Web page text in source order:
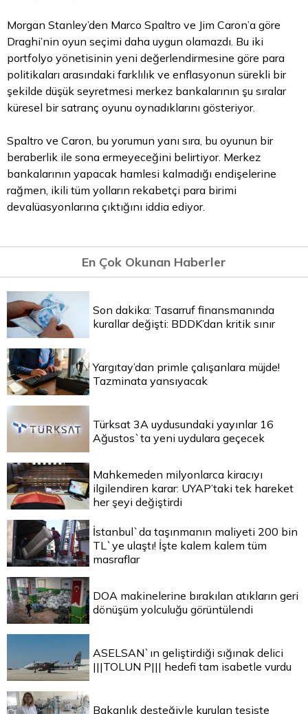
Morgan Stanley’den Marco Spaltro ve Jim Caron’a göre
Draghi’nin oyun seçimi daha uygun olamazdı. Bu iki
portfolyo yönetisinin yeni değerlendirmesine göre para
politikaları arasındaki farklılık ve enflasyonun sürekli bir
şekilde düşük seyretmesi merkez bankalarının şu sıralar
küresel bir satranç oyunu oynadıklarını gösteriyor.
Spaltro ve Caron, bu yorumun yanı sıra, bu oyunun bir
beraberlik ile sona ermeyeceğini belirtiyor. Merkez
bankalarının yapacak hamlesi kalmadığı endişelerine
rağmen, ikili tüm yolların rekabetçi para birimi
devalüasyonlarına çıktığını iddia ediyor.
En Çok Okunan Haberler
Son dakika: Tasarruf finansmanında
kurallar değişti: BDDK’dan kritik sınır
Yargıtay’dan primle çalışanlara müjde!
Tazminata yansıyacak
Türksat 3A uydusundaki yayınlar 16
Ağustos`ta yeni uydulara geçecek
Mahkemeden milyonlarca kiracıyı
ilgilendiren karar: UYAP’taki tek hareket
her şeyi değiştirdi
İstanbul`da taşınmanın maliyeti 200 bin
TL`ye ulaştı! İşte kalem kalem tüm
masraflar
DOA makinelerine bırakılan atıkların geri
dönüşüm yolculuğu görüntülendi
ASELSAN`ın geliştirdiği sığınak delici
|||TOLUN P||| hedefi tam isabetle vurdu
Bakanlık desteğiyle kurulan tesiste